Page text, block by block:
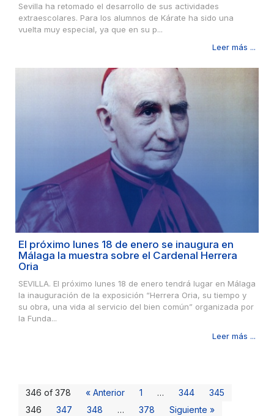
Sevilla ha retomado el desarrollo de sus actividades
extraescolares. Para los alumnos de Kárate ha sido una
vuelta muy especial, ya que en su p...
Leer más ...
El próximo lunes 18 de enero se inaugura en
Málaga la muestra sobre el Cardenal Herrera
Oria
SEVILLA. El próximo lunes 18 de enero tendrá lugar en Málaga
la inauguración de la exposición “Herrera Oria, su tiempo y
su obra, una vida al servicio del bien común” organizada por
la Funda...
Leer más ...
346 of 378 « Anterior 1 … 344
345
346
347 348 … 378 Siguiente »